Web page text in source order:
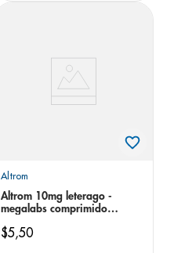
Altrom
Altrom 10mg leterago -
megalabs comprimido
$5,50